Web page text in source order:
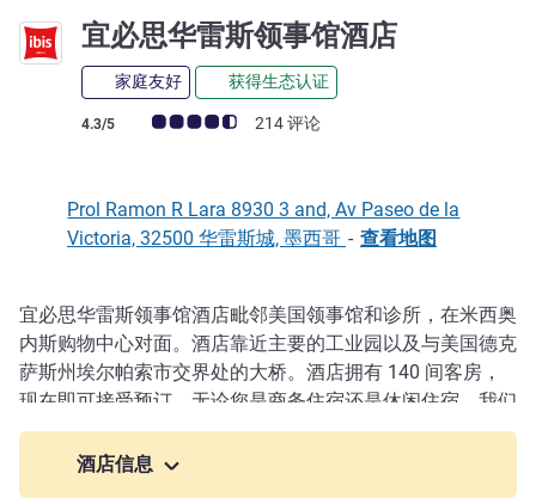
宜必思华雷斯领事馆酒店
家庭友好 获得生态认证
客户意见评级 (ALL 评级)
4.3/5 214 评论
Prol Ramon R Lara 8930 3 and, Av Paseo de la
Victoria, 32500 华雷斯城, 墨西哥 - 查看地图
描述
宜必思华雷斯领事馆酒店毗邻美国领事馆和诊所，在米西奥
内斯购物中心对面。酒店靠近主要的工业园以及与美国德克
萨斯州埃尔帕索市交界处的大桥。酒店拥有 140 间客房，
现在即可接受预订，无论您是商务住宿还是休闲住宿，我们
都将为您提供美好的入住体验。餐厅和酒吧提供全天候小食
服务。酒店还提供停车场和特殊需求人士通道。
酒店信息